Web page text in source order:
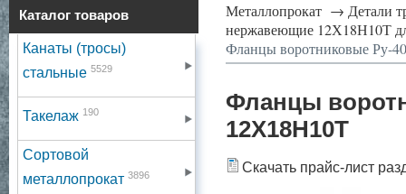
Каталог товаров
Канаты (тросы)
стальные 5529
Такелаж 190
Сортовой
металлопрокат 3896
Металлопрокат → Детали
нержавеющие 12Х18Н10Т
Фланцы воротниковые Ру-
Фланцы
12Х18Н10Т
Скачать прайс-лист